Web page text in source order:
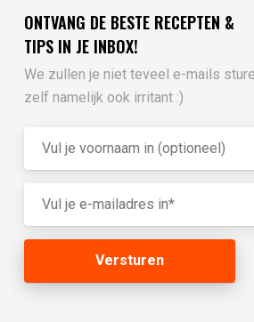
ONTVANG DE BESTE RECEPTEN &
TIPS IN JE INBOX!
We zullen je niet teveel e-mails
zelf namelijk ook irritant :)